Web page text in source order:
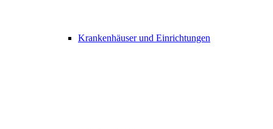
Krankenhäuser und Einrichtungen